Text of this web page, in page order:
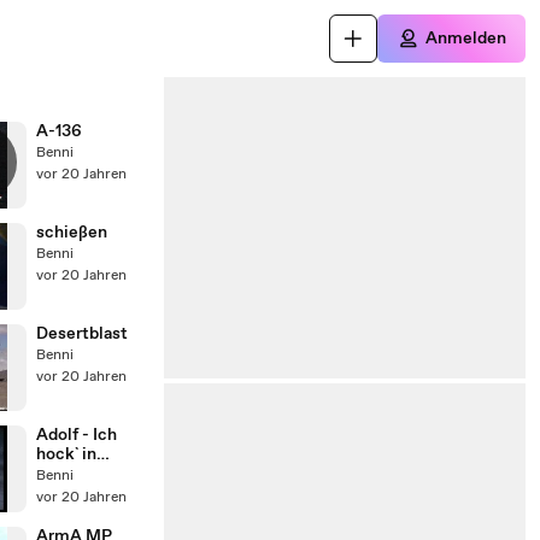
Anmelden
A-136
Benni
vor 20 Jahren
schießen
Benni
vor 20 Jahren
Desertblast
Benni
vor 20 Jahren
Adolf - Ich
hock` in
meinem
Bonker
Benni
vor 20 Jahren